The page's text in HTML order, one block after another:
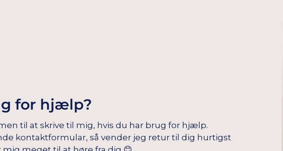
for hjælp?
til at skrive til mig, hvis du har brug for hjælp.
kontaktformular, så vender jeg retur til dig hurtigst